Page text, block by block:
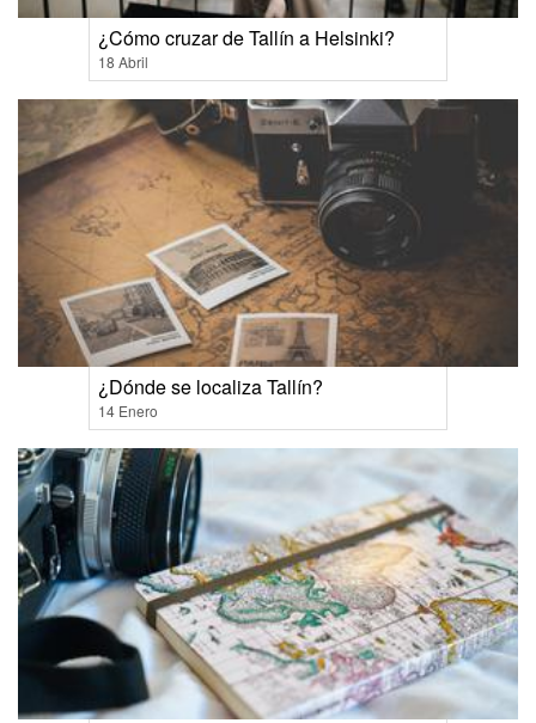
¿Cómo cruzar de Tallín a Helsinki?
18 Abril
¿Dónde se localiza Tallín?
14 Enero